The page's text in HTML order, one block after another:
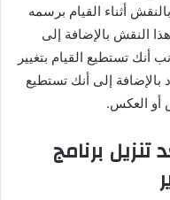
أثناء القيام برسمه
النقش بالإضافة إلى
أنك تستطيع القيام بتغيير
بالإضافة إلى أنك تستطيع
تنزيل برنامج